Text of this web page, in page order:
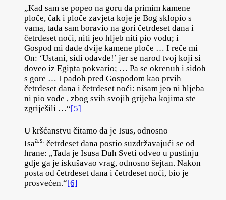
„Kad sam se popeo na goru da primim kamene
ploče, čak i ploče zavjeta koje je Bog sklopio s
vama, tada sam boravio na gori četrdeset dana i
četrdeset noći, niti jeo hljeb niti pio vodu; i
Gospod mi dade dvije kamene ploče … I reče mi
On: ‘Ustani, siđi odavde!’ jer se narod tvoj koji si
doveo iz Egipta pokvario; … Pa se okrenuh i siđoh
s gore … I padoh pred Gospodom kao prvih
četrdeset dana i četrdeset noći: nisam jeo ni hljeba
ni pio vode , zbog svih svojih grijeha kojima ste
zgriješili …“[5]
U kršćanstvu čitamo da je Isus, odnosno
Isaa.s. četrdeset dana postio suzdržavajući se od
hrane: „Tada je Isusa Duh Sveti odveo u pustinju
gdje ga je iskušavao vrag, odnosno šejtan. Nakon
posta od četrdeset dana i četrdeset noći, bio je
prosvećen.“[6]